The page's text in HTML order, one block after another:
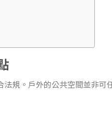
規。戶外的公共空間並非可